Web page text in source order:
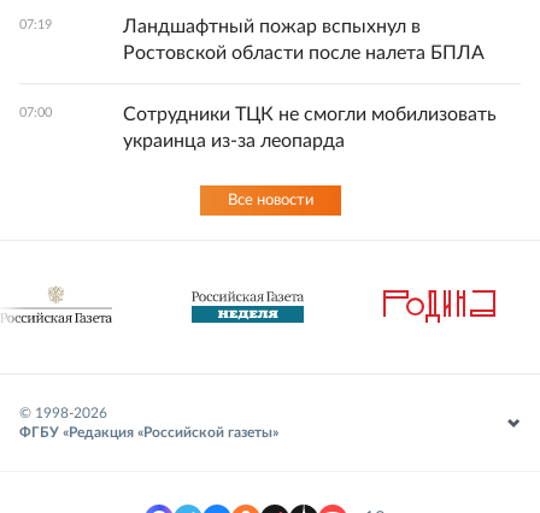
07:19
Ландшафтный пожар вспыхнул в
Ростовской области после налета БПЛА
07:00
Сотрудники ТЦК не смогли мобилизовать
украинца из-за леопарда
Все новости
© 1998-2026
ФГБУ «Редакция «Российской газеты»